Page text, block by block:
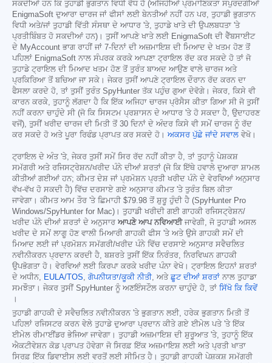
ਸਕਦੀਆਂ ਹਨ ਕਿ ਤੁਹਾਡੀ ਭੁਗਤਾਨ ਵਿਧੀ ਵੈਧ ਹੈ (ਅਜਿਹੀਆਂ ਪ੍ਰਮਾਣਿਕਤਾ ਸਪੁਰਦਗੀਆਂ
EnigmaSoft ਦੁਆਰਾ ਚਾਰਜ ਜਾਂ ਫੀਸਾਂ ਲਈ ਬੇਨਤੀਆਂ ਨਹੀਂ ਹਨ ਪਰ, ਤੁਹਾਡੀ ਭੁਗਤਾਨ
ਵਿਧੀ ਅਤੇ/ਜਾਂ ਤੁਹਾਡੀ ਵਿੱਤੀ ਸੰਸਥਾ ਦੇ ਆਧਾਰ 'ਤੇ, ਤੁਹਾਡੇ ਖਾਤੇ ਦੀ ਉਪਲਬਧਤਾ 'ਤੇ
ਪ੍ਰਤੀਬਿੰਬਤ ਹੋ ਸਕਦੀਆਂ ਹਨ)। ਤੁਸੀਂ ਆਪਣੇ ਖਾਤੇ ਲਈ EnigmaSoft ਦੀ ਵੈੱਬਸਾਈਟ
ਦੇ MyAccount ਭਾਗ ਰਾਹੀਂ ਜਾਂ 7-ਦਿਨਾਂ ਦੀ ਅਜ਼ਮਾਇਸ਼ ਦੀ ਮਿਆਦ ਦੇ ਖਤਮ ਹੋਣ ਤੋਂ
ਪਹਿਲਾਂ EnigmaSoft ਨਾਲ ਸੰਪਰਕ ਕਰਕੇ ਆਪਣਾ ਟ੍ਰਾਇਲ ਰੱਦ ਕਰ ਸਕਦੇ ਹੋ ਤਾਂ ਜੋ
ਤੁਹਾਡੇ ਟ੍ਰਾਇਲ ਦੀ ਮਿਆਦ ਖਤਮ ਹੋਣ ਤੋਂ ਤੁਰੰਤ ਬਾਅਦ ਆਉਣ ਵਾਲੇ ਚਾਰਜ ਅਤੇ
ਪ੍ਰਕਿਰਿਆ ਤੋਂ ਬਚਿਆ ਜਾ ਸਕੇ। ਜੇਕਰ ਤੁਸੀਂ ਆਪਣੇ ਟ੍ਰਾਇਲ ਦੌਰਾਨ ਰੱਦ ਕਰਨ ਦਾ
ਫੈਸਲਾ ਕਰਦੇ ਹੋ, ਤਾਂ ਤੁਸੀਂ ਤੁਰੰਤ SpyHunter ਤੱਕ ਪਹੁੰਚ ਗੁਆ ਦੇਵੋਗੇ। ਜੇਕਰ, ਕਿਸੇ ਵੀ
ਕਾਰਨ ਕਰਕੇ, ਤੁਹਾਨੂੰ ਲੱਗਦਾ ਹੈ ਕਿ ਇੱਕ ਅਜਿਹਾ ਚਾਰਜ ਪ੍ਰੋਸੈਸ ਕੀਤਾ ਗਿਆ ਸੀ ਜੋ ਤੁਸੀਂ
ਨਹੀਂ ਕਰਨਾ ਚਾਹੁੰਦੇ ਸੀ (ਜੋ ਕਿ ਸਿਸਟਮ ਪ੍ਰਸ਼ਾਸਨ ਦੇ ਆਧਾਰ 'ਤੇ ਹੋ ਸਕਦਾ ਹੈ, ਉਦਾਹਰਣ
ਵਜੋਂ), ਤੁਸੀਂ ਖਰੀਦ ਚਾਰਜ ਦੀ ਮਿਤੀ ਤੋਂ 30 ਦਿਨਾਂ ਦੇ ਅੰਦਰ ਕਿਸੇ ਵੀ ਸਮੇਂ ਚਾਰਜ ਨੂੰ ਰੱਦ
ਕਰ ਸਕਦੇ ਹੋ ਅਤੇ ਪੂਰਾ ਰਿਫੰਡ ਪ੍ਰਾਪਤ ਕਰ ਸਕਦੇ ਹੋ। ਅਕਸਰ ਪੁੱਛੇ ਜਾਂਦੇ ਸਵਾਲ ਵੇਖੋ।
ਟ੍ਰਾਇਲ ਦੇ ਅੰਤ 'ਤੇ, ਜੇਕਰ ਤੁਸੀਂ ਸਮੇਂ ਸਿਰ ਰੱਦ ਨਹੀਂ ਕੀਤਾ ਹੈ, ਤਾਂ ਤੁਹਾਨੂੰ ਪੇਸ਼ਕਸ਼
ਸਮੱਗਰੀ ਅਤੇ ਰਜਿਸਟ੍ਰੇਸ਼ਨ/ਖਰੀਦ ਪੰਨੇ ਦੀਆਂ ਸ਼ਰਤਾਂ (ਜੋ ਕਿ ਇੱਥੇ ਹਵਾਲੇ ਦੁਆਰਾ ਸ਼ਾਮਲ
ਕੀਤੀਆਂ ਗਈਆਂ ਹਨ; ਕੀਮਤ ਦੇਸ਼ ਜਾਂ ਪ੍ਰਮੋਸ਼ਨ ਪ੍ਰਤੀ ਖਰੀਦ ਪੰਨੇ ਦੇ ਵੇਰਵਿਆਂ ਅਨੁਸਾਰ
ਵੱਖ-ਵੱਖ ਹੋ ਸਕਦੀ ਹੈ) ਵਿੱਚ ਦਰਸਾਏ ਗਏ ਅਨੁਸਾਰ ਕੀਮਤ 'ਤੇ ਤੁਰੰਤ ਬਿਲ ਕੀਤਾ
ਜਾਵੇਗਾ। ਕੀਮਤ ਆਮ ਤੌਰ 'ਤੇ ਛਿਮਾਹੀ $79.98 ਤੋਂ ਸ਼ੁਰੂ ਹੁੰਦੀ ਹੈ (SpyHunter Pro
Windows/SpyHunter for Mac)। ਤੁਹਾਡੀ ਖਰੀਦੀ ਗਈ ਗਾਹਕੀ ਰਜਿਸਟ੍ਰੇਸ਼ਨ/
ਖਰੀਦ ਪੰਨੇ ਦੀਆਂ ਸ਼ਰਤਾਂ ਦੇ ਅਨੁਸਾਰ ਆਪਣੇ ਆਪ ਨਵਿਆਈਜਾਵੇਗੀ, ਜੋ ਤੁਹਾਡੀ ਅਸਲ
ਖਰੀਦ ਦੇ ਸਮੇਂ ਲਾਗੂ ਹੋਣ ਵਾਲੀ ਮਿਆਰੀ ਗਾਹਕੀ ਫੀਸ 'ਤੇ ਅਤੇ ਉਸੇ ਗਾਹਕੀ ਸਮੇਂ ਦੀ
ਮਿਆਦ ਲਈ ਜਾਂ ਪ੍ਰਮੋਸ਼ਨ ਸਮੱਗਰੀ/ਖਰੀਦ ਪੰਨੇ ਵਿੱਚ ਦਰਸਾਏ ਅਨੁਸਾਰ ਸਵੈਚਲਿਤ
ਨਵੀਨੀਕਰਨ ਪ੍ਰਦਾਨ ਕਰਦੀ ਹੈ, ਬਸ਼ਰਤੇ ਤੁਸੀਂ ਇੱਕ ਨਿਰੰਤਰ, ਨਿਰਵਿਘਨ ਗਾਹਕੀ
ਉਪਭੋਗਤਾ ਹੋ। ਵੇਰਵਿਆਂ ਲਈ ਕਿਰਪਾ ਕਰਕੇ ਖਰੀਦ ਪੰਨਾ ਵੇਖੋ। ਟ੍ਰਾਇਲ ਇਹਨਾਂ ਸ਼ਰਤਾਂ
ਦੇ ਅਧੀਨ, EULA/TOS, ਗੋਪਨੀਯਤਾ/ਕੂਕੀ ਨੀਤੀ, ਅਤੇ ਛੂਟ ਦੀਆਂ ਸ਼ਰਤਾਂ ਨਾਲ ਤੁਹਾਡਾ
ਸਮਝੌਤਾ। ਜੇਕਰ ਤੁਸੀਂ SpyHunter ਨੂੰ ਅਣਇੰਸਟੌਲ ਕਰਨਾ ਚਾਹੁੰਦੇ ਹੋ, ਤਾਂ ਸਿੱਖੋ ਕਿ ਕਿਵੇਂ
।
ਤੁਹਾਡੀ ਗਾਹਕੀ ਦੇ ਸਵੈਚਲਿਤ ਨਵੀਨੀਕਰਨ 'ਤੇ ਭੁਗਤਾਨ ਲਈ, ਹਰੇਕ ਭੁਗਤਾਨ ਮਿਤੀ ਤੋਂ
ਪਹਿਲਾਂ ਰਜਿਸਟਰ ਕਰਨ ਵੇਲੇ ਤੁਹਾਡੇ ਦੁਆਰਾ ਪ੍ਰਦਾਨ ਕੀਤੇ ਗਏ ਈਮੇਲ ਪਤੇ 'ਤੇ ਇੱਕ
ਈਮੇਲ ਰੀਮਾਈਂਡਰ ਭੇਜਿਆ ਜਾਵੇਗਾ। ਤੁਹਾਡੀ ਅਜ਼ਮਾਇਸ਼ ਦੀ ਸ਼ੁਰੂਆਤ 'ਤੇ, ਤੁਹਾਨੂੰ ਇੱਕ
ਐਕਟੀਵੇਸ਼ਨ ਕੋਡ ਪ੍ਰਾਪਤ ਹੋਵੇਗਾ ਜੋ ਸਿਰਫ਼ ਇੱਕ ਅਜ਼ਮਾਇਸ਼ ਲਈ ਅਤੇ ਪ੍ਰਤੀ ਖਾਤਾ
ਸਿਰਫ਼ ਇੱਕ ਡਿਵਾਈਸ ਲਈ ਵਰਤੋਂ ਲਈ ਸੀਮਿਤ ਹੈ। ਤੁਹਾਡੀ ਗਾਹਕੀ ਪੇਸ਼ਕਸ਼ ਸਮੱਗਰੀ